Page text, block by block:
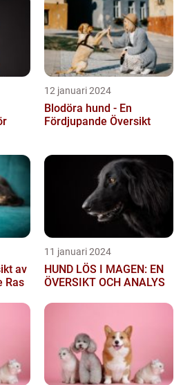
12 januari 2024
Blodöra hund - En
Fördjupande Översikt
av
Ras
11 januari 2024
HUND LÖS I MAGEN: EN
ÖVERSIKT OCH ANALYS